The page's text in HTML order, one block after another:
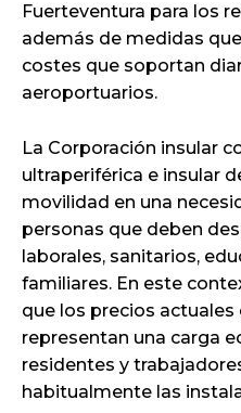
Fuerteventura para los
además de medidas
costes que soportan
aeroportuarios.
La Corporación insular
ultraperiférica e insular
movilidad en una
personas que deben
laborales, sanitarios,
familiares. En este
que los precios
representan una carga
residentes y
habitualmente las